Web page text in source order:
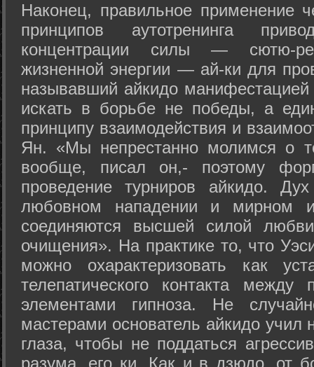
Наконец, правильное применение
принципов аутотренинга
концентрации силы — сютю-
жизненной энергии — ай-ки для
называвший айкидо
искать в борьбе не победы, а
принципу взаимодействия и
Ян. «Мы непрестанно молимся о
вообще, писал он,- поэтому
проведение турниров айкидо.
любовном нападении и мирном
соединяются высшей силой
очищения». На практике то, что
можно охарактеризовать как
телепатического контакта между
элементами гипноза. Не
мастерами основатель айкидо учил
глаза, чтобы не поддаться
разума, его ки. Как и в дзюдо, от